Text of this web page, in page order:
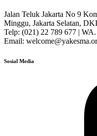
Jalan Teluk Jakarta No 9
Minggu, Jakarta Selatan,
Telp: (021) 22 789 677 |
Email:
Sosial Media